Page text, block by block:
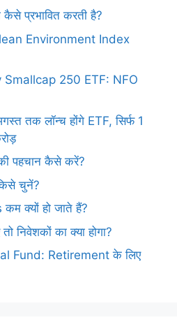
प्रभावित करती है?
Environment Index
250 ETF: NFO
तक लॉन्च होंगे ETF, सिर्फ 1
पहचान कैसे करें?
चुनें?
क्यों हो जाते हैं?
निवेशकों का क्या होगा?
Fund: Retirement के लिए